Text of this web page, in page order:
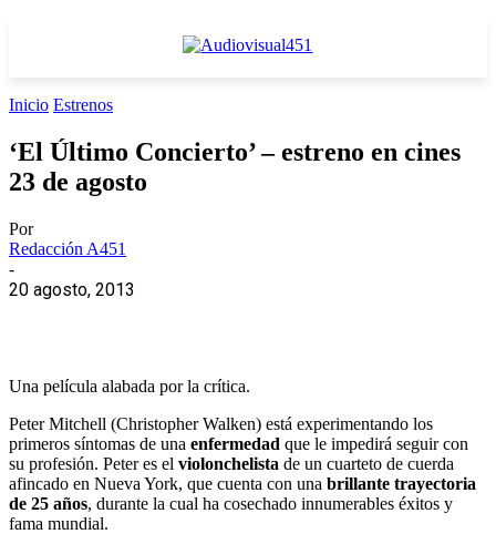
Inicio Estrenos
‘El Último Concierto’ – estreno en cines
23 de agosto
Por
Redacción A451
-
20 agosto, 2013
Una película alabada por la crítica.
Peter Mitchell (Christopher Walken) está experimentando los
primeros síntomas de una enfermedad que le impedirá seguir con
su profesión. Peter es el violonchelista de un cuarteto de cuerda
afincado en Nueva York, que cuenta con una brillante trayectoria
de 25 años, durante la cual ha cosechado innumerables éxitos y
fama mundial.